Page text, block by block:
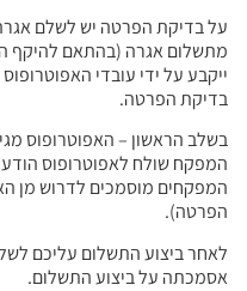
על בדיקת הפרטה יש לשלם
מתשלום אגרה (בהתאם להיקף
ייקבע על ידי עובדי
בדיקת הפרטה.
בשלב הראשון – האפוטרופוס
המפקח שולח לאפוטרופוס
המפקחים מוסמכים לדרוש מן
הפרטה).
לאחר ביצוע התשלום עליכם
אסמכתה על ביצוע התשלום.